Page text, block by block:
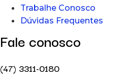
Trabalhe Conosco
Dúvidas Frequentes
Fale conosco
(47) 3311-0180